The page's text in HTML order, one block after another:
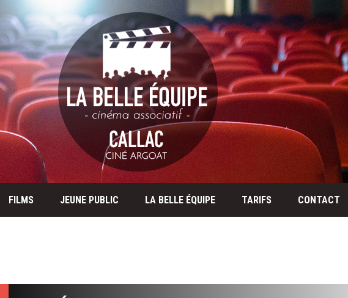
FILMS JEUNE PUBLIC LA BELLE ÉQUIPE TARIFS CONTACT